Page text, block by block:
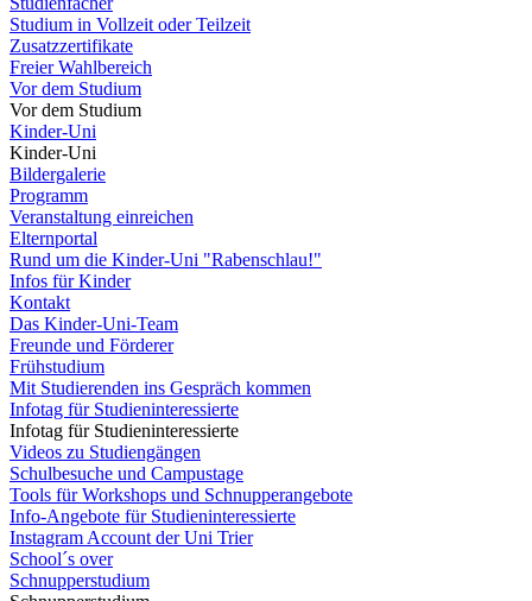
Studium in Vollzeit oder Teilzeit
Zusatzzertifikate
Freier Wahlbereich
Vor dem Studium
Vor dem Studium
Kinder-Uni
Kinder-Uni
Bildergalerie
Programm
Veranstaltung einreichen
Elternportal
Rund um die Kinder-Uni "Rabenschlau!"
Infos für Kinder
Kontakt
Das Kinder-Uni-Team
Freunde und Förderer
Frühstudium
Mit Studierenden ins Gespräch kommen
Infotag für Studieninteressierte
Infotag für Studieninteressierte
Videos zu Studiengängen
Schulbesuche und Campustage
Tools für Workshops und Schnupperangebote
Info-Angebote für Studieninteressierte
Instagram Account der Uni Trier
School´s over
Schnupperstudium